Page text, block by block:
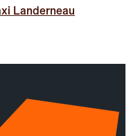
Landerneau